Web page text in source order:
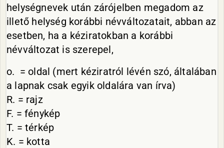
helységnevek után zárójelben megadom az
illető helység korábbi névváltozatait, abban az
esetben, ha a kéziratokban a korábbi
névváltozat is szerepel,
o. = oldal (mert kéziratról lévén szó, általában
a lapnak csak egyik oldalára van írva)
R. = rajz
F. = fénykép
T. = térkép
K. = kotta